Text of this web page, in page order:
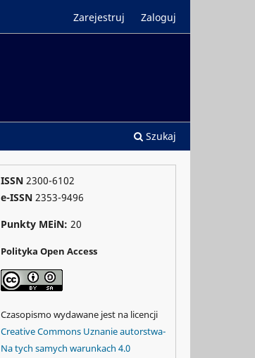
Szukaj
Zarejestruj Zaloguj
ISSN 2300-6102
e-ISSN 2353-9496
Punkty MEiN: 20
Polityka Open Access
Czasopismo wydawane jest na licencji
Creative Commons Uznanie autorstwa-
Na tych samych warunkach 4.0